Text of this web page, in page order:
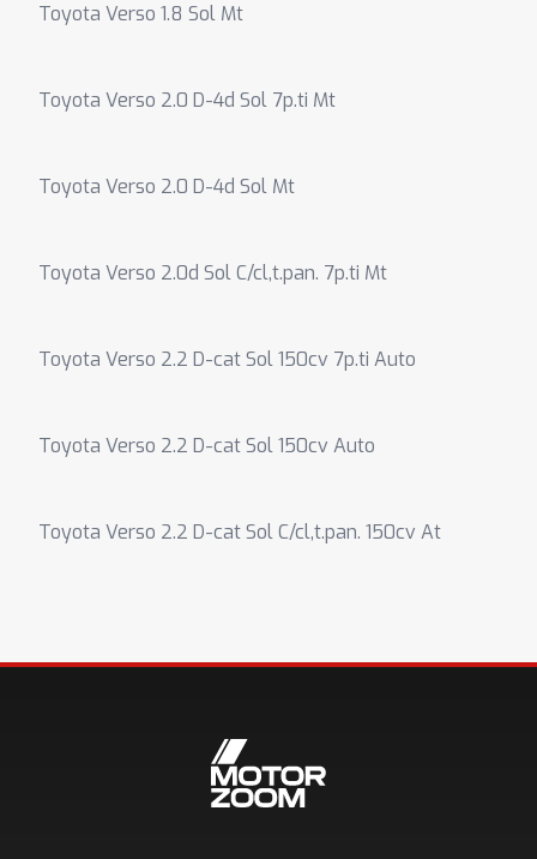
Toyota Verso 1.8 Sol Mt
Toyota Verso 2.0 D-4d Sol 7p.ti Mt
Toyota Verso 2.0 D-4d Sol Mt
Toyota Verso 2.0d Sol C/cl,t.pan. 7p.ti Mt
Toyota Verso 2.2 D-cat Sol 150cv 7p.ti Auto
Toyota Verso 2.2 D-cat Sol 150cv Auto
Toyota Verso 2.2 D-cat Sol C/cl,t.pan. 150cv At